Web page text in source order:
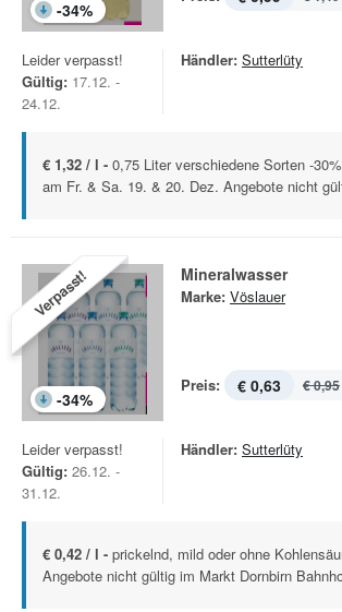
-34%
Leider verpasst!
Gültig: 17.12. -
24.12.
Händler: Sutterlüty
€ 1,32 / l - 0,75 Liter verschiedene Sorten -
am Fr. & Sa. 19. & 20. Dez. Angebote nicht
Verpasst!
-34%
Mineralwasser
Marke: Vöslauer
Preis: € 0,63 € 0,95
Leider verpasst!
Gültig: 26.12. -
31.12.
Händler: Sutterlüty
€ 0,42 / l - prickelnd, mild oder ohne
Angebote nicht gültig im Markt Dornbirn